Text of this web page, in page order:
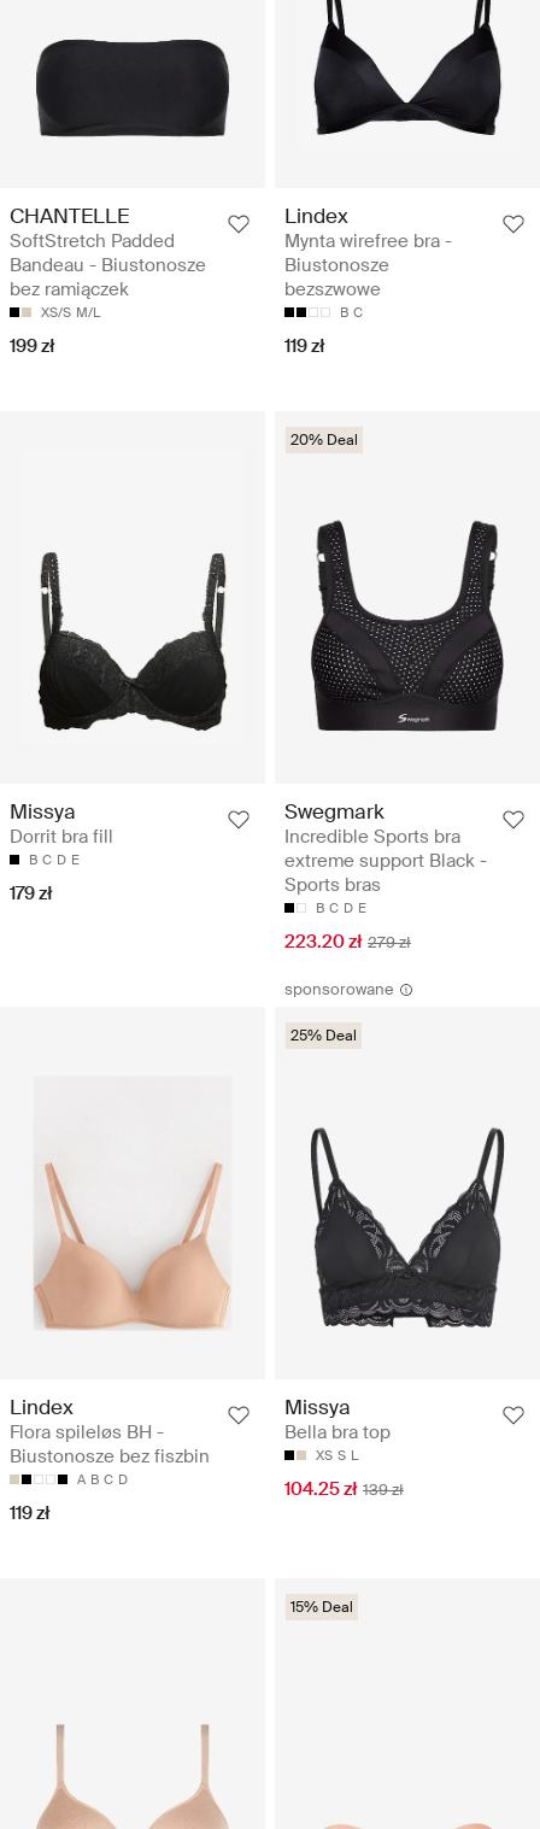
CHANTELLE
SoftStretch Padded
Bandeau - Biustonosze
bez ramiączek
XS/S M/L
199 zł
Lindex
Mynta wirefree bra -
Biustonosze
bezszwowe
B C
119 zł
Missya
Dorrit bra fill
B C D E
179 zł
20% Deal
Swegmark
Incredible Sports bra
extreme support Black -
Sports bras
B C D E
223.20 zł 279 zł
Lindex
Flora spileløs BH -
Biustonosze bez fiszbin
A B C D
119 zł
sponsorowane
25% Deal
Missya
Bella bra top
XS S L
104.25 zł 139 zł
15% Deal